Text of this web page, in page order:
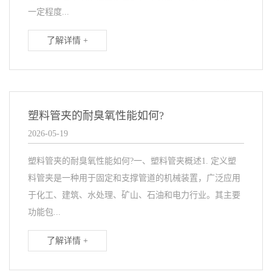
一定程度...
了解详情 +
塑料管夹的耐臭氧性能如何?
2026-05-19
塑料管夹的耐臭氧性能如何?一、塑料管夹概述1. 定义塑
料管夹是一种用于固定和支撑管道的机械装置，广泛应用
于化工、建筑、水处理、矿山、石油和电力行业。其主要
功能包...
了解详情 +